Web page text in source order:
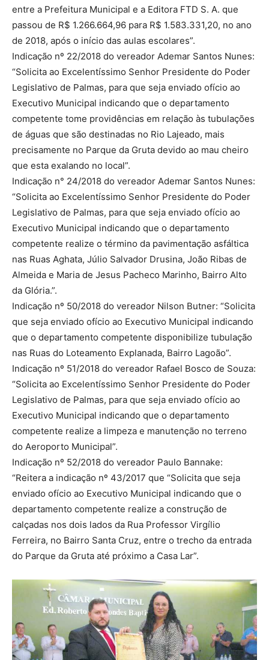
entre a Prefeitura Municipal e a Editora FTD S. A. que
passou de R$ 1.266.664,96 para R$ 1.583.331,20, no ano
de 2018, após o início das aulas escolares”.
Indicação nº 22/2018 do vereador Ademar Santos Nunes:
“Solicita ao Excelentíssimo Senhor Presidente do Poder
Legislativo de Palmas, para que seja enviado ofício ao
Executivo Municipal indicando que o departamento
competente tome providências em relação às tubulações
de águas que são destinadas no Rio Lajeado, mais
precisamente no Parque da Gruta devido ao mau cheiro
que esta exalando no local”.
Indicação n° 24/2018 do vereador Ademar Santos Nunes:
“Solicita ao Excelentíssimo Senhor Presidente do Poder
Legislativo de Palmas, para que seja enviado ofício ao
Executivo Municipal indicando que o departamento
competente realize o término da pavimentação asfáltica
nas Ruas Aghata, Júlio Salvador Drusina, João Ribas de
Almeida e Maria de Jesus Pacheco Marinho, Bairro Alto
da Glória.”.
Indicação nº 50/2018 do vereador Nilson Butner: “Solicita
que seja enviado ofício ao Executivo Municipal indicando
que o departamento competente disponibilize tubulação
nas Ruas do Loteamento Explanada, Bairro Lagoão”.
Indicação nº 51/2018 do vereador Rafael Bosco de Souza:
“Solicita ao Excelentíssimo Senhor Presidente do Poder
Legislativo de Palmas, para que seja enviado ofício ao
Executivo Municipal indicando que o departamento
competente realize a limpeza e manutenção no terreno
do Aeroporto Municipal”.
Indicação nº 52/2018 do vereador Paulo Bannake:
“Reitera a indicação nº 43/2017 que “Solicita que seja
enviado ofício ao Executivo Municipal indicando que o
departamento competente realize a construção de
calçadas nos dois lados da Rua Professor Virgílio
Ferreira, no Bairro Santa Cruz, entre o trecho da entrada
do Parque da Gruta até próximo a Casa Lar”.